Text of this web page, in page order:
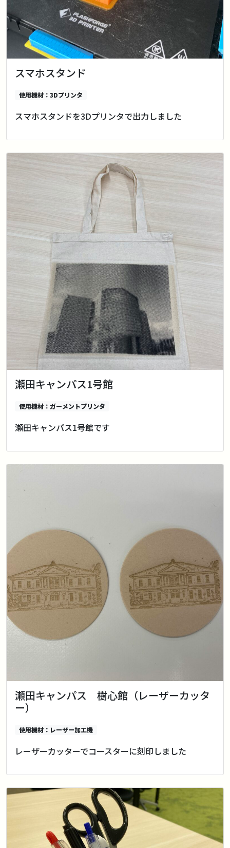
スマホスタンド
使用機材：3Dプリンタ
スマホスタンドを3Dプリンタで出力しました
瀬田キャンパス1号館
使用機材：ガーメントプリンタ
瀬田キャンパス1号館です
瀬田キャンパス 樹心館（レーザーカッタ
ー）
使用機材：レーザー加工機
レーザーカッターでコースターに刻印しました